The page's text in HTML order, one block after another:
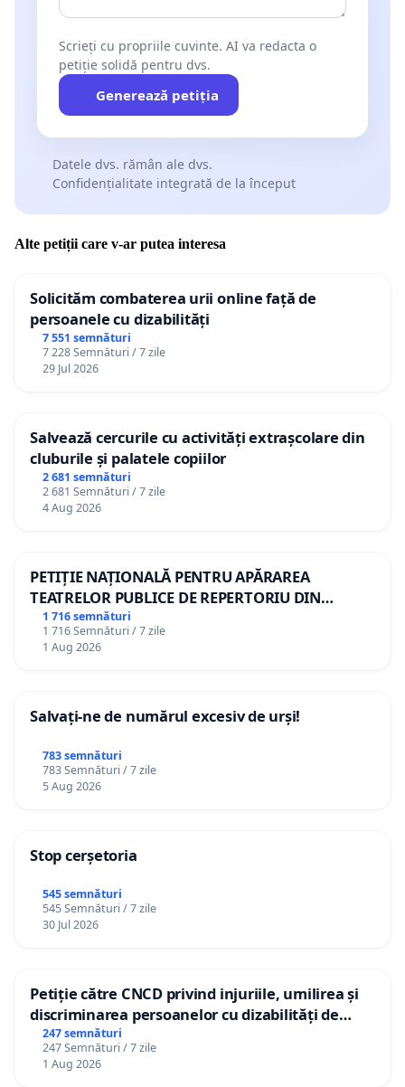
Scrieți cu propriile cuvinte. AI va redacta o
petiție solidă pentru dvs.
Generează petiția
Datele dvs. rămân ale dvs.
Confidențialitate integrată de la început
Alte petiții care v-ar putea interesa
Solicităm combaterea urii online față de
persoanele cu dizabilități
7 551 semnături
7 228 Semnături / 7 zile
29 Jul 2026
Salvează cercurile cu activități extrașcolare din
cluburile și palatele copiilor
2 681 semnături
2 681 Semnături / 7 zile
4 Aug 2026
PETIȚIE NAȚIONALĂ PENTRU APĂRAREA
TEATRELOR PUBLICE DE REPERTORIU DIN
ROMÂNIA
1 716 semnături
1 716 Semnături / 7 zile
1 Aug 2026
Salvați-ne de numărul excesiv de urși!
783 semnături
783 Semnături / 7 zile
5 Aug 2026
Stop cerșetoria
545 semnături
545 Semnături / 7 zile
30 Jul 2026
Petiție către CNCD privind injuriile, umilirea și
discriminarea persoanelor cu dizabilități de
către utilizatorul TikTok „Gorici”
247 semnături
247 Semnături / 7 zile
1 Aug 2026